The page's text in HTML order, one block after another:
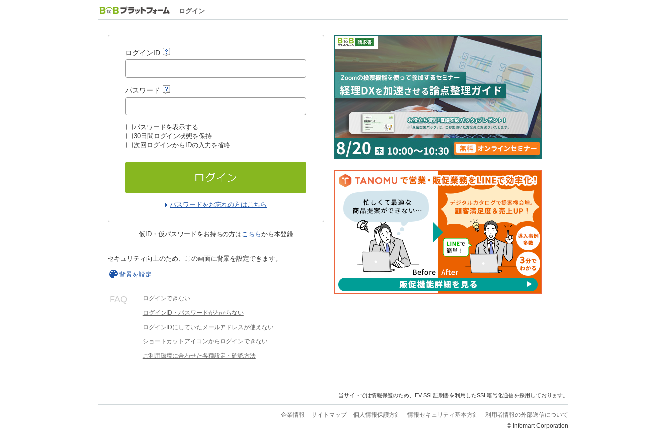
ログイン
ログインID
パスワード
パスワードを表示する
30日間ログイン状態を保持
次回ログインからIDの入力を省略
パスワードをお忘れの方はこちら
仮ID・仮パスワードをお持ちの方はこちらから本登録
セキュリティ向上のため、この画面に背景を設定できます。
背景を設定
FAQ ログインできない
ログインID・パスワードがわからない
ログインIDにしていたメールアドレスが使えない
ショートカットアイコンからログインできない
ご利用環境に合わせた各種設定・確認方法
当サイトでは情報保護のため、EV SSL証明書を利用したSSL暗号化通信を採用しております。
企業情報 サイトマップ 個人情報保護方針 情報セキュリティ基本方針
利用者情報の外部送信について
© Infomart Corporation